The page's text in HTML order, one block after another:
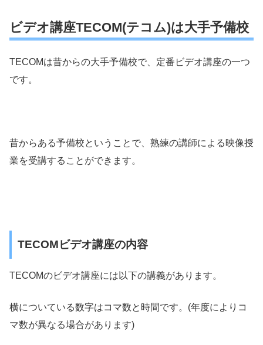
ビデオ講座TECOM(テコム)は大手予備校
TECOMは昔からの大手予備校で、定番ビデオ講座の一つ
です。
昔からある予備校ということで、熟練の講師による映像授
業を受講することができます。
TECOMビデオ講座の内容
TECOMのビデオ講座には以下の講義があります。
横についている数字はコマ数と時間です。(年度によりコ
マ数が異なる場合があります)